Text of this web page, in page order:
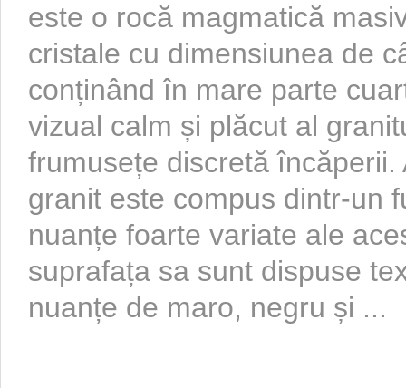
este o rocă magmatică
cristale cu dimensiunea de
conținând în mare parte
vizual calm și plăcut al
frumusețe discretă încăperii.
granit este compus dintr-un
nuanțe foarte variate ale
suprafața sa sunt dispuse
nuanțe de maro, negru și ...